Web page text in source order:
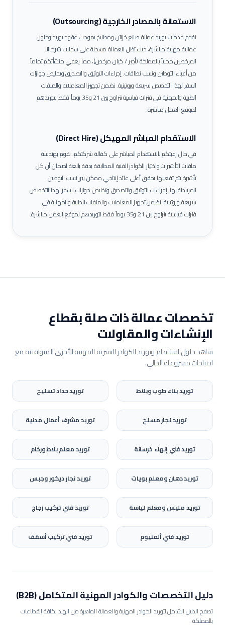
الاستعانة بالمصادر الخارجية (Outsourcing)
نقدم خدمات توريد عمالةصانع خزائن ومطابخبموجب عقود توريد وحلول
عمالية مهنية مباشرة، حيث تظل العمالة مسجلة على سجلات شركائنا
المرخصين محلياً بالمملكة (أجير / كيان مرخص)، مما يعفي منشأتكم تماماً
من أعباء التوطين ونسب نطاقات.إجراءات التوثيق والتصديق وتخليص جوازات
السفر لهذا التخصص سريعة وروتينية. نضمن تجهيز المعاملات والملفات
الطبية والمهنية في فترات قياسية تتراوح بين 21 و35 يوماً فقط لتوريدهم
لموقع العمل مباشرة.
الاستقدام المباشر المهيكل (Direct Hire)
في حال رغبتكم بالاستقدام المباشر على كفالة شركتكم، نقوم بهندسة
ملفات التأشيرات واختيار الكوادر الفنية المطابقة بدقة بالغة لضمان أن كل
تأشيرة يتم تفعيلها تحقق أعلى عائد إنتاجي ممكن يبرر نسب التوطين
المرتبطة بها.إجراءات التوثيق والتصديق وتخليص جوازات السفر لهذا التخصص
سريعة وروتينية. نضمن تجهيز المعاملات والملفات الطبية والمهنية في
فترات قياسية تتراوح بين 21 و35 يوماً فقط لتوريدهم لموقع العمل مباشرة.
تخصصات عمالة ذات صلة بقطاع
الإنشاءات والمقاولات
شاهد حلول استقدام وتوريد الكوادر البشرية المهنية الأخرى المتوافقة مع
احتياجات مشروعك الحالي.
توريدبناء طوب وبلاط توريدحداد تسليح
توريدنجار مسلح توريدمشرف أعمال مدنية
توريدفني إنهاء خرسانة توريدمعلم بلاط ورخام
توريددهان ومعلم بويات توريدنجار ديكور وجبس
توريدمليس ومعلم لياسة توريدفني تركيب زجاج
توريدفني ألمنيوم توريدفني تركيب أسقف
دليل التخصصات والكوادر المهنية المتكامل (B2B)
تصفح الدليل الشامل لتوريد الكوادر المهنية والعمالة الماهرة من الهند لكافة القطاعات
بالمملكة.